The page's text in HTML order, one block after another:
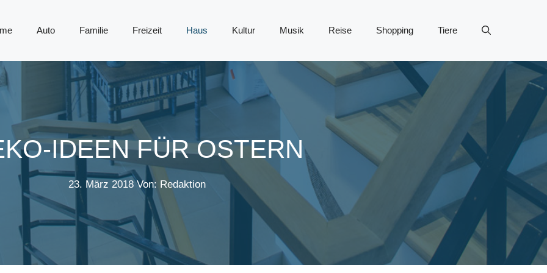
Auto Familie Freizeit Haus Kultur Musik Reise Shopping Tiere
IDEEN FÜR OSTERN
23. März 2018 Von: Redaktion